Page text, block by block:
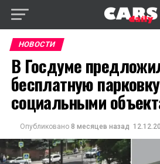
НОВОСТИ
В Госдуме
бесплатную
социальными
Опубликовано 8 месяцев назад